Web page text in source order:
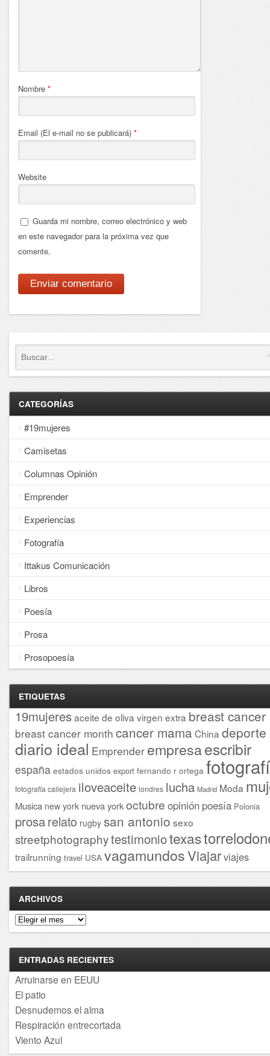
Nombre *
Email (El e-mail no se publicará) *
Website
Guarda mi nombre, correo electrónico y web
en este navegador para la próxima vez que
comente.
CATEGORÍAS
#19mujeres
Camisetas
Columnas Opinión
Emprender
Experiencias
Fotografía
Ittakus Comunicación
Libros
Poesía
Prosa
Prosopoesía
ETIQUETAS
19mujeresaceite de oliva virgen extra breast cancer
breast cancer month cancer mama China deporte
diario ideal Emprender empresaescribir
españa estados unidos export fernando r ortega
fotografía callejera iloveaceite londres lucha Madrid Moda
Musica new york nueva yorkoctubre opinión poesía Polonia
prosarelato rugby san antonio sexo
streetphotographytestimoniotexas
trailrunning travel USA vagamundosViajarviajes
ARCHIVOS
Archivos
ENTRADAS RECIENTES
Arruinarse en EEUU
El patio
Desnudemos el alma
Respiración entrecortada
Viento Azul